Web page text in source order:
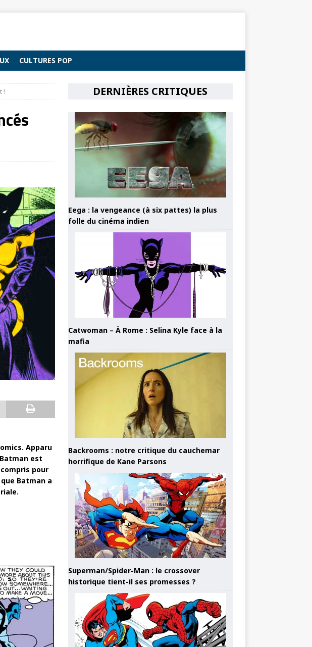
CULTURES POP
!
Apparu
est
pour
Batman a
DERNIÈRES CRITIQUES
Eega : la vengeance (à six pattes) la plus
folle du cinéma indien
Catwoman – À Rome : Selina Kyle face à la
mafia
Backrooms : notre critique du cauchemar
horrifique de Kane Parsons
Superman/Spider-Man : le crossover
historique tient-il ses promesses ?